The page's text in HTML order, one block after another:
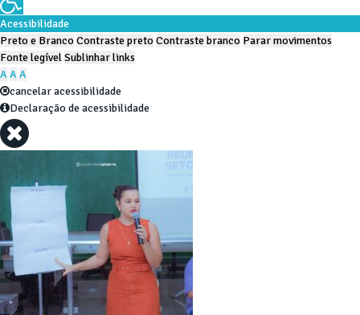
Acessibilidade
Preto e BrancoContraste pretoContraste branco Parar movimentos
Fonte legívelSublinhar links
AAA
cancelar acessibilidade
Declaração de acessibilidade